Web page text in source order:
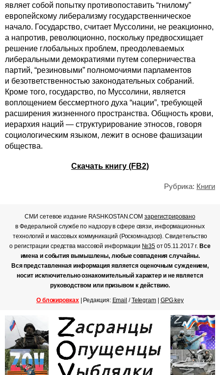
являет собой попытку противопоставить “гнилому”
европейскому либерализму государственническое
начало. Государство, считает Муссолини, не реакционно,
а напротив, революционно, поскольку предвосхищает
решение глобальных проблем, преодолеваемых
либеральными демократиями путем соперничества
партий, “резиновыми” полномочиями парламентов
и безответственностью законодательных собраний.
Кроме того, государство, по Муссолини, является
воплощением бессмертного духа “нации”, требующей
расширения жизненного пространства. Общность крови,
иерархия наций — структурирование этносов, говоря
социологическим языком, лежит в основе фашизации
общества.
Скачать книгу (FB2)
Рубрика: Книги
СМИ сетевое издание RASHKOSTAN.COMзарегистрировано
в Федеральной службе по надзору в сфере связи, информационных
технологий и массовых коммуникаций (Роскомнадзор). Свидетельство
о регистрации средства массовой информации №35от 05.11.2017 г.Все
имена и события вымышлены, любые совпадения случайны.
Вся представленная информация является оценочным суждением,
носит исключительно ознакомительный характер и не является
руководством или призывом к действию.
О блокировках| Редакция: Email /Telegram| GPG key